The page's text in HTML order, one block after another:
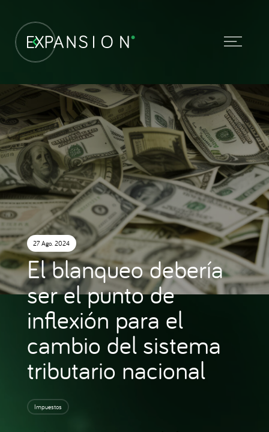
27 Ago. 2024
El blanqueo debería
ser el punto de
inflexión para el
cambio del sistema
tributario nacional
Impuestos